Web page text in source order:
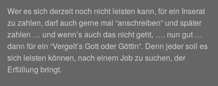
Wer es sich derzeit noch nicht leisten kann, für ein Inserat
zu zahlen, darf auch gerne mal “anschreiben” und später
zahlen … und wenn’s auch das nicht geht, …. nun gut …
dann für ein “Vergelt’s Gott oder Göttin”. Denn jeder soll es
sich leisten können, nach einem Job zu suchen, der
Erfüllung bringt.